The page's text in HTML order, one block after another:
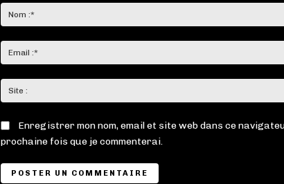
Enregistrer mon nom, email et site web dans ce
prochaine fois que je commenterai.